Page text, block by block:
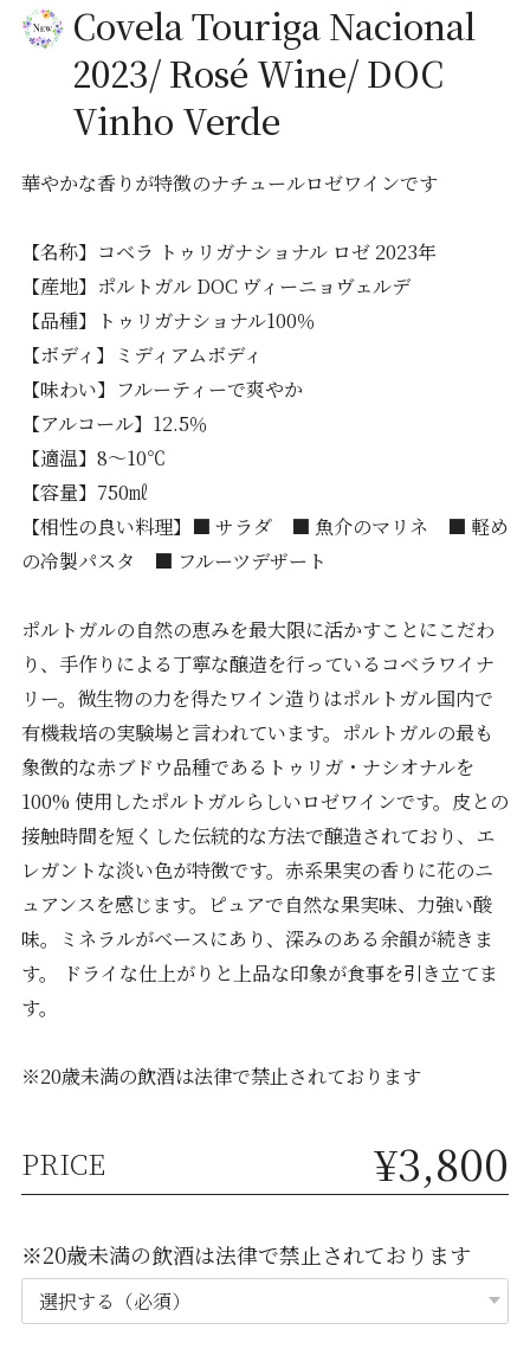
Covela Touriga Nacional
2023/ Rosé Wine/ DOC
Vinho Verde
華やかな香りが特徴のナチュールロゼワインです
【名称】コベラ トゥリガナショナル ロゼ 2023年
【産地】ポルトガル DOC ヴィーニョヴェルデ
【品種】トゥリガナショナル100％
【ボディ】ミディアムボディ
【味わい】フルーティーで爽やか
【アルコール】12.5％
【適温】8～10℃
【容量】750㎖
【相性の良い料理】■ サラダ ■ 魚介のマリネ ■ 軽め
の冷製パスタ ■ フルーツデザート
ポルトガルの自然の恵みを最大限に活かすことにこだわ
り、手作りによる丁寧な醸造を行っているコベラワイナ
リー。微生物の力を得たワイン造りはポルトガル国内で
有機栽培の実験場と言われています。ポルトガルの最も
象徴的な赤ブドウ品種であるトゥリガ・ナシオナルを
100% 使用したポルトガルらしいロゼワインです。皮との
接触時間を短くした伝統的な方法で醸造されており、エ
レガントな淡い色が特徴です。赤系果実の香りに花のニ
ュアンスを感じます。ピュアで自然な果実味、力強い酸
味。ミネラルがベースにあり、深みのある余韻が続きま
す。 ドライな仕上がりと上品な印象が食事を引き立てま
す。
※20歳未満の飲酒は法律で禁止されております
PRICE ¥3,800
※20歳未満の飲酒は法律で禁止されております